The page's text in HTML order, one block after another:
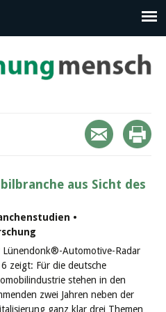
aus Sicht des
•
Lünendonk®-Automotive-Radar
zeigt: Für die deutsche
stehen in den
zwei Jahren neben der
ganz klar drei Themen